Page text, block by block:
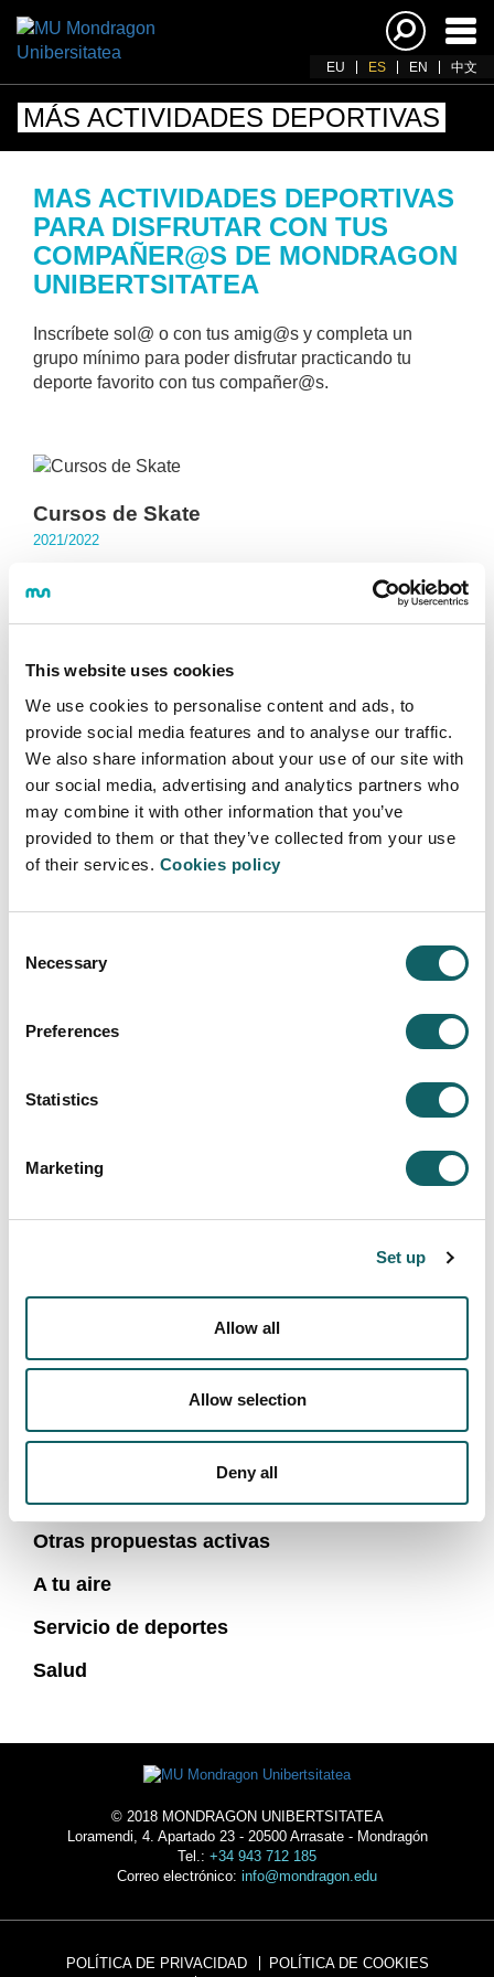
This website uses cookies
We use cookies to personalise content and ads, to
provide social media features and to analyse our traffic.
We also share information about your use of our site with
our social media, advertising and analytics partners who
may combine it with other information that you’ve
provided to them or that they’ve collected from your use
of their services. Cookies policy
Selection
Necessary
Preferences
Statistics
Marketing
Set up
Allow all
Allow selection
Deny all
EU ES EN 中文
MÁS ACTIVIDADES DEPORTIVAS
MAS ACTIVIDADES DEPORTIVAS
PARA DISFRUTAR CON TUS
COMPAÑER@S DE MONDRAGON
UNIBERTSITATEA
Inscríbete sol@ o con tus amig@s y completa un
grupo mínimo para poder disfrutar practicando tu
deporte favorito con tus compañer@s.
Cursos de Skate
2021/2022
Curso de tiro con arco
2017/2018
Más información
2022/2023
DEPORTES
EN LA NIEVE
A TODO RITMO
MÁS ACTIVIDADES DEPORTIVAS
Otras propuestas activas
A tu aire
Servicio de deportes
Salud
© 2018 MONDRAGON UNIBERTSITATEA
Loramendi, 4. Apartado 23 - 20500 Arrasate - Mondragón
Tel.: +34 943 712 185
Correo electrónico: info@mondragon.edu
POLÍTICA DE PRIVACIDAD
POLÍTICA DE COOKIES